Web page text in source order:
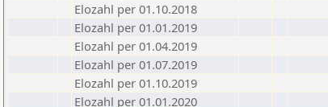
Elozahl per 01.10.2018
Elozahl per 01.01.2019
Elozahl per 01.04.2019
Elozahl per 01.07.2019
Elozahl per 01.10.2019
Elozahl per 01.01.2020